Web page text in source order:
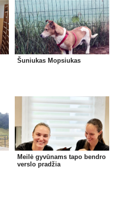
Šuniukas Mopsiukas
Meilė gyvūnams tapo bendro
verslo pradžia